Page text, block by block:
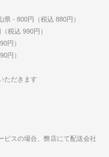
- 800円（税込 880円）
税込 990円）
円）
円）
ただきます
ビスの場合、弊店にて配送会社